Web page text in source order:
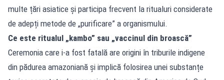
multe țări asiatice și participa frecvent la ritualuri considerate
de adepți metode de „purificare” a organismului.
Ce este ritualul „kambo” sau „vaccinul din broască”
Ceremonia care i-a fost fatală are origini în triburile indigene
din pădurea amazoniană și implică folosirea unei substanțe